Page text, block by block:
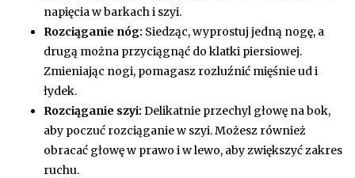
napięcia w barkach i szyi.
Rozciąganie nóg: Siedząc, wyprostuj jedną nogę, a
drugą można przyciągnąć do klatki piersiowej.
Zmieniając nogi, pomagasz rozluźnić mięśnie ud i
łydek.
Rozciąganie szyi: Delikatnie przechyl głowę na bok,
aby poczuć rozciąganie w szyi. Możesz również
obracać głowę w prawo i w lewo, aby zwiększyć zakres
ruchu.